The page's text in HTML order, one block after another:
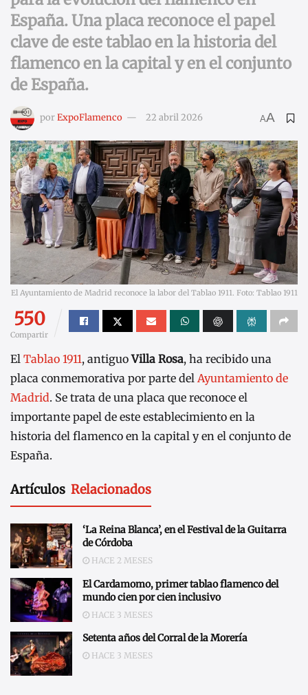
España. Una placa reconoce el papel
clave de este tablao en la historia del
flamenco en la capital y en el conjunto
de España.
porExpoFlamenco 22 abril 2026 AA
El Ayuntamiento de Madrid reconoce la labor del Tablao 1911. Foto: Tablao 1911
550
Compartir
El Tablao 1911, antiguoVilla Rosa, ha recibido una
placa conmemorativa por parte del Ayuntamiento de
Madrid. Se trata de una placa que reconoce el
importante papel de este establecimiento en la
historia del flamenco en la capital y en el conjunto de
España.
Artículos Relacionados
‘La Reina Blanca’, en el Festival de la Guitarra
de Córdoba
HACE 2 MESES
El Cardamomo, primer tablao flamenco del
mundo cien por cien inclusivo
HACE 3 MESES
Setenta años del Corral de la Morería
HACE 3 MESES